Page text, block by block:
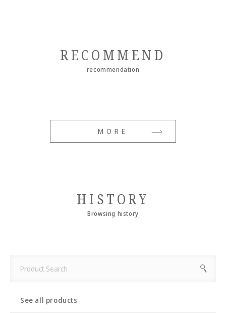
RECOMMEND
recommendation
MORE
HISTORY
Browsing history
See all products